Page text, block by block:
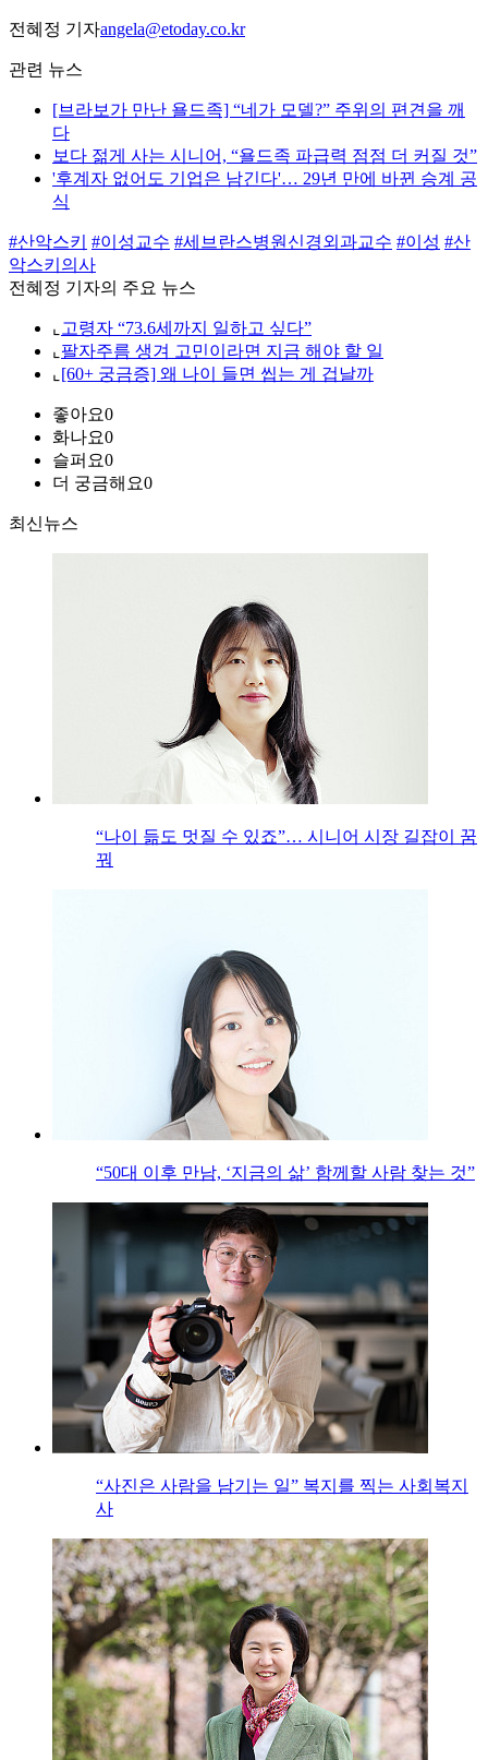
전혜정 기자angela@etoday.co.kr
관련 뉴스
[브라보가 만난 욜드족] “네가 모델?” 주위의 편견을 깨
다
보다 젊게 사는 시니어, “욜드족 파급력 점점 더 커질 것”
'후계자 없어도 기업은 남긴다'… 29년 만에 바뀐 승계 공
식
#산악스키 #이성교수 #세브란스병원신경외과교수 #이성 #산
악스키의사
전혜정 기자의 주요 뉴스
⌞ 고령자 “73.6세까지 일하고 싶다”
⌞ 팔자주름 생겨 고민이라면 지금 해야 할 일
⌞ [60+ 궁금증] 왜 나이 들면 씹는 게 겁날까
좋아요0
화나요0
슬퍼요0
더 궁금해요0
최신뉴스
“나이 듦도 멋질 수 있죠”… 시니어 시장 길잡이 꿈
꿔
“50대 이후 만남, ‘지금의 삶’ 함께할 사람 찾는 것”
“사진은 사람을 남기는 일” 복지를 찍는 사회복지
사